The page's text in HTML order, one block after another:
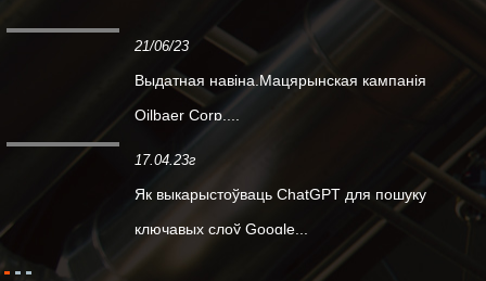
21/06/23
Выдатная навіна.Мацярынская кампанія
Oilbaer Corp....
17.04.23г
Як выкарыстоўваць ChatGPT для пошуку
ключавых слоў Google...